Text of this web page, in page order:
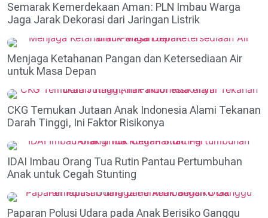
Semarak Kemerdekaan Aman: PLN Imbau Warga
Jaga Jarak Dekorasi dari Jaringan Listrik
Menjaga Ketahanan Pangan dan Ketersediaan Air
untuk Masa Depan
CKG Temukan Jutaan Anak Indonesia Alami Tekanan
Darah Tinggi, Ini Faktor Risikonya
IDAI Imbau Orang Tua Rutin Pantau Pertumbuhan
Anak untuk Cegah Stunting
Paparan Polusi Udara pada Anak Berisiko Ganggu